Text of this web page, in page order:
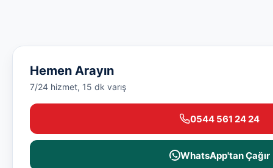
Hemen Arayın
7/24 hizmet, 15 dk varış
0544 561 24 24
WhatsApp'tan Çağır